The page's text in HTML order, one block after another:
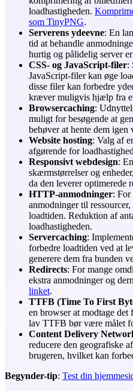
loadhastigheden.
som TinyPNG.
Serverens ydeevne: En
tid at behandle
hurtig og pålidelig server
CSS- og JavaScript-filer:
JavaScript-filer kan øge
disse filer kan forbedre
kræver muligvis hjælp fra
Browsercaching:
muligt for besøgende at
behøver at hente dem igen
Website hosting: Valg af
afgørende for
Responsivt webdesign:
skærmstørrelser og
da den leverer optimerede
HTTP-anmodninger:
anmodninger til
loadtiden. Reduktion af
loadhastigheden.
Servercaching:
forbedre loadtiden ved at
generere dem fra bunden
Redirects: For mange
ekstra anmodninger og
linket.
TTFB (Time To First
en browser at modtage det
lav TTFB bør være målet
Content Delivery
reducere den geografiske
brugeren, hvilket kan
Begynder-tip: Test din